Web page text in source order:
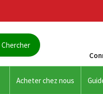
Acheter chez nous